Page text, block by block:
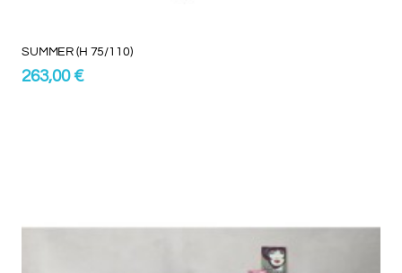
SUMMER (H 75/110)
263,00 €